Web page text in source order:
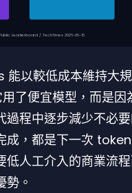
Leaderboard / TechTimes 2026-05-15
能以較低成本維持大
了便宜模型，而是因
過程中逐步減少不必
成，都是下一次
低人工介入的商業流
勢。